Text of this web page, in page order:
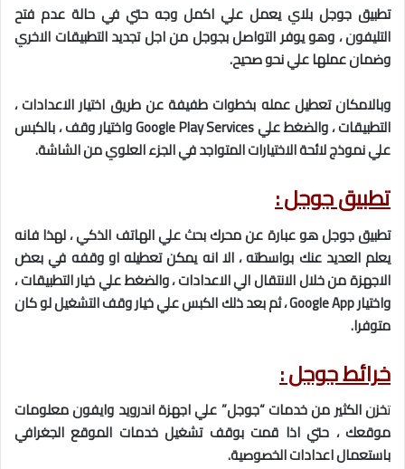
تطبيق جوجل بلاي يعمل علي اكمل وجه حتي في حالة عدم فتح
التليفون ، وهو يوفر التواصل بجوجل من اجل تجديد التطبيقات الاخري
وضمان عملها علي نحو صحيح.
وبالامكان تعطيل عمله بخطوات طفيفة عن طريق اختيار الاعدادات ،
التطبيقات ، والضغط علي Google Play Services واختيار وقف ، بالكبس
علي نموذج لائحة الاختيارات المتواجد في الجزء العلوي من الشاشة.
تطبيق جوجل :
تطبيق جوجل هو عبارة عن محرك بحث علي الهاتف الذكي ، لهذا فانه
يعلم العديد عنك بواسطته ، الا انه يمكن تعطيله او وقفه في بعض
الاجهزة من خلال الانتقال الي الاعدادات ، والضغط علي خيار التطبيقات ،
واختيار Google App ، ثم بعد ذلك الكبس علي خيار وقف التشغيل لو كان
متوفرا.
خرائط جوجل :
تخزن الكثير من خدمات “جوجل” علي اجهزة اندرويد وايفون معلومات
موقعك ، حتي اذا قمت بوقف تشغيل خدمات الموقع الجغرافي
باستعمال اعدادات الخصوصية.